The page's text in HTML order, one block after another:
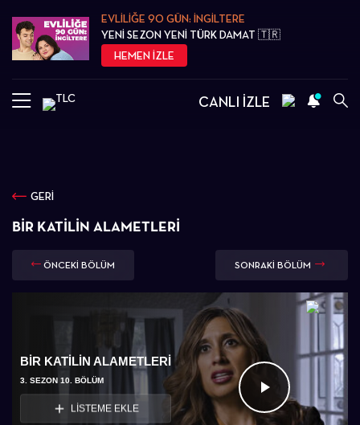
EVLİLİĞE 90 GÜN: İNGİLTERE
YENİ SEZON YENİ TÜRK DAMAT 🇹🇷
HEMEN İZLE
CANLI İZLE
GERİ
BIR KATILIN ALAMETLERI
ÖNCEKİ BÖLÜM SONRAKİ BÖLÜM
Videoyu
BIR KATILIN ALAMETLERI
3. SEZON 10. BÖLÜM
LİSTEME EKLE